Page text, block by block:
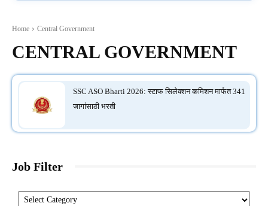
Home Central Government
CENTRAL GOVERNMENT
SSC ASO Bharti 2026: स्टाफ सिलेक्शन कमिशन मार्फत 341
जागांसाठी भरती
Job Filter
Categories